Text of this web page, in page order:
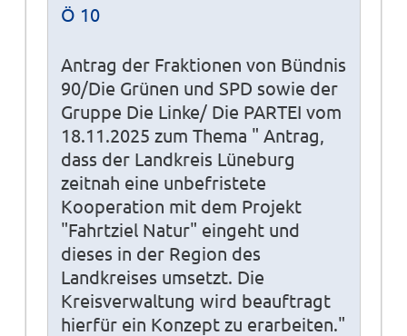
Ö 10
Antrag der Fraktionen von Bündnis
90/Die Grünen und SPD sowie der
Gruppe Die Linke/ Die PARTEI vom
18.11.2025 zum Thema " Antrag,
dass der Landkreis Lüneburg
zeitnah eine unbefristete
Kooperation mit dem Projekt
"Fahrtziel Natur" eingeht und
dieses in der Region des
Landkreises umsetzt. Die
Kreisverwaltung wird beauftragt
hierfür ein Konzept zu erarbeiten."